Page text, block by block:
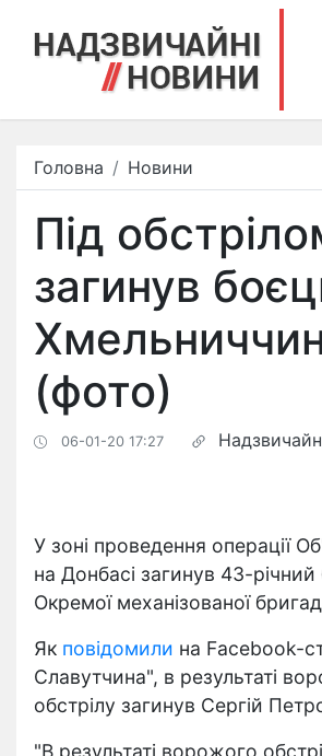
Головна Новини
Під
загинув
(фото)
06-01-20 17:27
У зоні проведення операції
на Донбасі загинув 43-
Окремої механізованої
Як повідомили на Facebook-
Славутчина", в результаті
обстрілу загинув Сергій
"В результаті ворожого